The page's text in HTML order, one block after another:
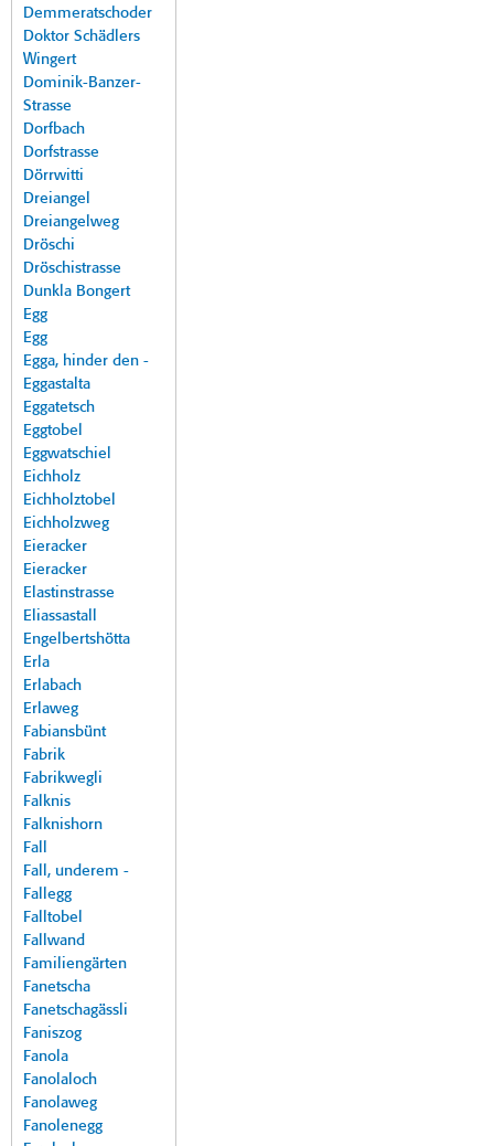
Demmeratschoder
Doktor Schädlers
Wingert
Dominik-Banzer-
Strasse
Dorfbach
Dorfstrasse
Dörrwitti
Dreiangel
Dreiangelweg
Dröschi
Dröschistrasse
Dunkla Bongert
Egg
Egg
Egga, hinder den -
Eggastalta
Eggatetsch
Eggtobel
Eggwatschiel
Eichholz
Eichholztobel
Eichholzweg
Eieracker
Eieracker
Elastinstrasse
Eliassastall
Engelbertshötta
Erla
Erlabach
Erlaweg
Fabiansbünt
Fabrik
Fabrikwegli
Falknis
Falknishorn
Fall
Fall, underem -
Fallegg
Falltobel
Fallwand
Familiengärten
Fanetscha
Fanetschagässli
Faniszog
Fanola
Fanolaloch
Fanolaweg
Fanolenegg